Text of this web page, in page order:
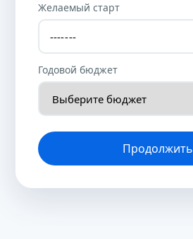
Желаемый старт
Годовой бюджет
Продолжить